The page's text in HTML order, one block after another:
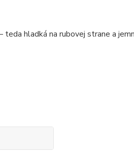
hladká na rubovej strane a